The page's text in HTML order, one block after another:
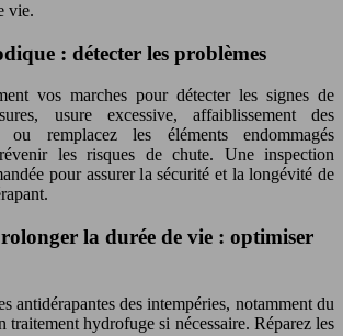
vie.
: détecter les problèmes
vos marches pour détecter les signes de
usure excessive, affaiblissement des
ou remplacez les éléments endommagés
les risques de chute. Une inspection
pour assurer la sécurité et la longévité de
la durée de vie : optimiser
antidérapantes des intempéries, notamment du
traitement hydrofuge si nécessaire. Réparez les